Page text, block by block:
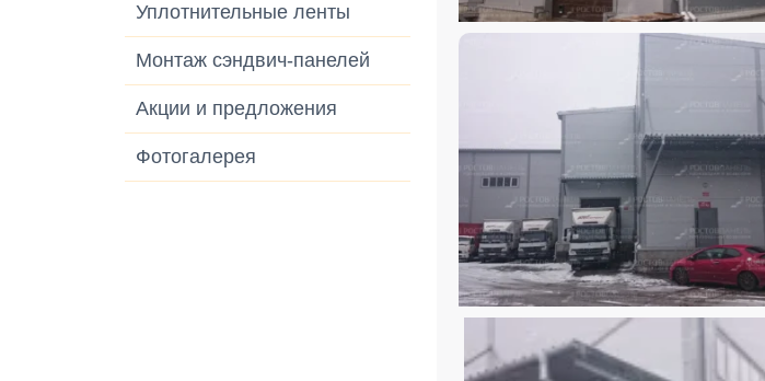
Уплотнительные ленты
Монтаж сэндвич-панелей
Акции и предложения
Фотогалерея